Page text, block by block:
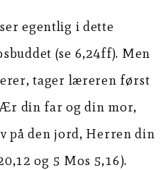
egentlig i dette
(se 6,24ff). Men
tager læreren først
din far og din mor,
på den jord, Herren din
og 5 Mos 5,16).